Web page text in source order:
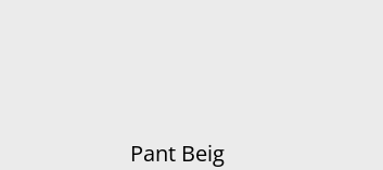
Pant Beig